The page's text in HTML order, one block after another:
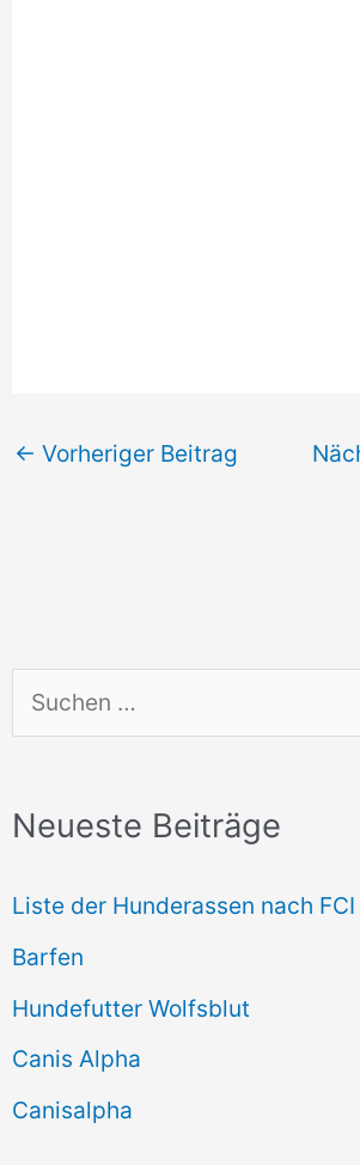
u
h
n
n
a
c
h
Neueste Beiträge
Liste der Hunderassen nach FCI
Barfen
Hundefutter Wolfsblut
Canis Alpha
Canisalpha
← Vorheriger Beitrag